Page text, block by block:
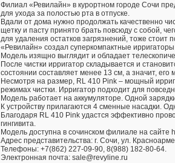
Филиал «Ревилайн» в курортном городе Сочи
для ухода за полостью рта в отпуске.
Вдали от дома нужно продолжать качественно
щетку и пасту принято брать повсюду с собой,
для удаления остатков загрязнений, тоже
«Ревилайн» создал суперкомпактные
Модель изящно выглядит и обладает
После чистки ирригатор складывается и
состоянии составляет менее 13 см, а значит,
Несмотря на размер, RL 410 Pink – мощный
режимах чистки. Ирригатор подходит для
Модель работает на аккумуляторе. Одной
К устройству прилагаются 4 сменные насадки.
Благодаря RL 410 Pink удастся эффективно
гингивита.
Модель доступна в сочинском филиале на сайте
Адрес представительства: г. Сочи, ул.
Телефоны: +7(862) 227-09-90, 8(988) 182-80-64.
Электронная почта: sale@revyline.ru